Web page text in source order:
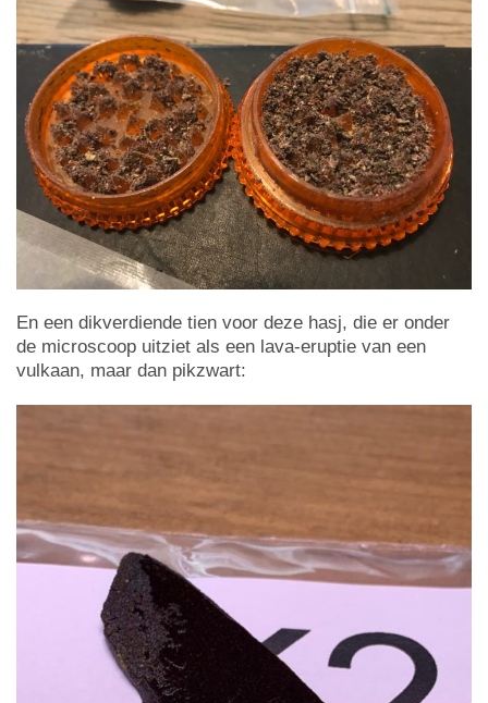
En een dikverdiende tien voor deze hasj, die er onder
de microscoop uitziet als een lava-eruptie van een
vulkaan, maar dan pikzwart: